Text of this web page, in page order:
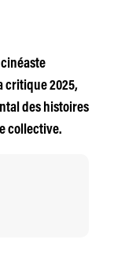
critique 2025,
des histoires
collective.